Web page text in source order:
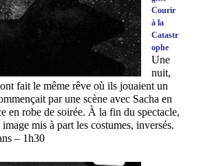
Courir
à la
Catastr
ophe
Une
nuit,
fait le même rêve où ils jouaient un
par une scène avec Sacha en
en robe de soirée. À la fin du spectacle,
image mis à part les costumes, inversés.
– 1h30